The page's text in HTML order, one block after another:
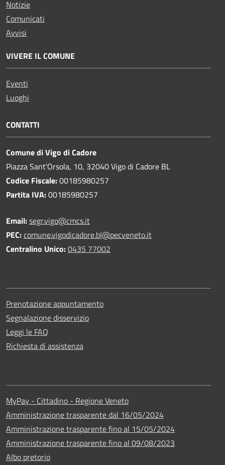
Notizie
Comunicati
Avvisi
VIVERE IL COMUNE
Eventi
Luoghi
CONTATTI
Comune di Vigo di Cadore
Piazza Sant'Orsola, 10, 32040 Vigo di Cadore BL
Codice Fiscale:00185980257
Partita IVA:00185980257
Email:segr.vigo@cmcs.it
PEC:comune.vigodicadore.bl@pecveneto.it
Centralino Unico:0435 77002
Prenotazione appuntamento
Segnalazione disservizio
Leggi le FAQ
Richiesta di assistenza
MyPay - Cittadino - Regione Veneto
Amministrazione trasparente dal 16/05/2024
Amministrazione trasparente fino al 15/05/2024
Amministrazione trasparente fino al 09/08/2023
Albo pretorio